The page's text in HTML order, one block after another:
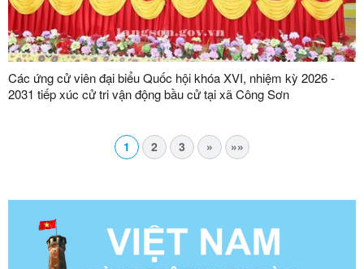
Các ứng cử viên đại biểu Quốc hội khóa XVI, nhiệm kỳ 2026 -
2031 tiếp xúc cử tri vận động bầu cử tại xã Công Sơn
1 2 3 » »»